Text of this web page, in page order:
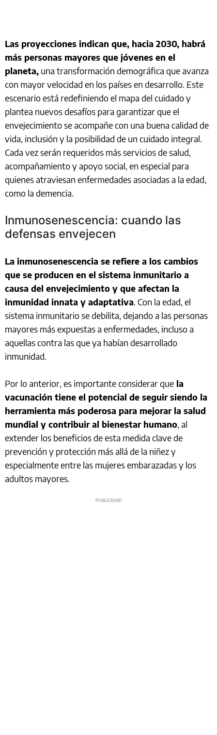
Las proyecciones indican que, hacia 2030, habrá
más personas mayores que jóvenes en el
planeta, una transformación demográfica que avanza
con mayor velocidad en los países en desarrollo. Este
escenario está redefiniendo el mapa del cuidado y
plantea nuevos desafíos para garantizar que el
envejecimiento se acompañe con una buena calidad de
vida, inclusión y la posibilidad de un cuidado integral.
Cada vez serán requeridos más servicios de salud,
acompañamiento y apoyo social, en especial para
quienes atraviesan enfermedades asociadas a la edad,
como la demencia.
Inmunosenescencia: cuando las
defensas envejecen
La inmunosenescencia se refiere a los cambios
que se producen en el sistema inmunitario a
causa del envejecimiento y que afectan la
inmunidad innata y adaptativa. Con la edad, el
sistema inmunitario se debilita, dejando a las personas
mayores más expuestas a enfermedades, incluso a
aquellas contra las que ya habían desarrollado
inmunidad.
Por lo anterior, es importante considerar que la
vacunación tiene el potencial de seguir siendo la
herramienta más poderosa para mejorar la salud
mundial y contribuir al bienestar humano, al
extender los beneficios de esta medida clave de
prevención y protección más allá de la niñez y
especialmente entre las mujeres embarazadas y los
adultos mayores.